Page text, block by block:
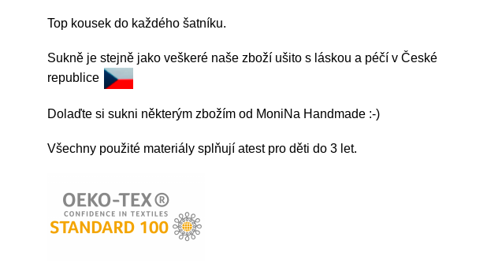
Top kousek do každého šatníku.
Sukně je stejně jako veškeré naše zboží ušito s láskou a péčí v České
republice
Dolaďte si sukni některým zbožím od MoniNa Handmade :-)
Všechny použité materiály splňují atest pro děti do 3 let.